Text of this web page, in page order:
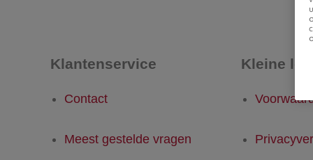
Klantenservice
Contact
Meest gestelde vragen
Kleine